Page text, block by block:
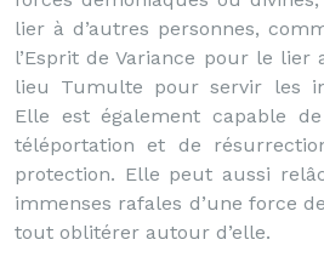
lier à d’autres personnes,
l’Esprit de Variance pour le
lieu Tumulte pour servir les
Elle est également capable
téléportation et de
protection. Elle peut aussi
immenses rafales d’une force
tout oblitérer autour d’elle.